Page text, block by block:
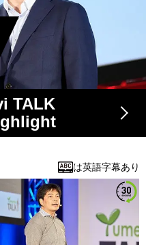
TALK
は英語字幕あり